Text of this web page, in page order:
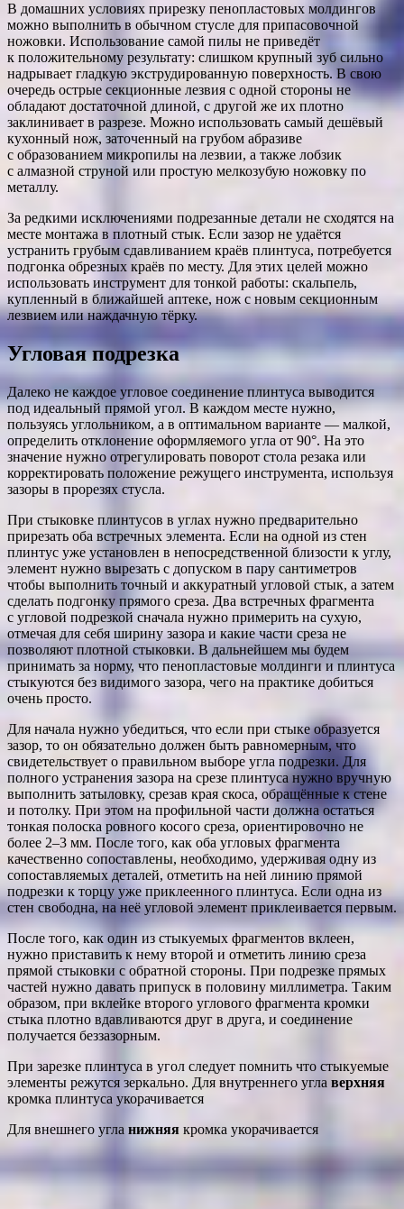
В домашних условиях прирезку пенопластовых молдингов
можно выполнить в обычном стусле для припасовочной
ножовки. Использование самой пилы не приведёт
к положительному результату: слишком крупный зуб сильно
надрывает гладкую экструдированную поверхность. В свою
очередь острые секционные лезвия с одной стороны не
обладают достаточной длиной, с другой же их плотно
заклинивает в разрезе. Можно использовать самый дешёвый
кухонный нож, заточенный на грубом абразиве
с образованием микропилы на лезвии, а также лобзик
с алмазной струной или простую мелкозубую ножовку по
металлу.
За редкими исключениями подрезанные детали не сходятся на
месте монтажа в плотный стык. Если зазор не удаётся
устранить грубым сдавливанием краёв плинтуса, потребуется
подгонка обрезных краёв по месту. Для этих целей можно
использовать инструмент для тонкой работы: скальпель,
купленный в ближайшей аптеке, нож с новым секционным
лезвием или наждачную тёрку.
Угловая подрезка
Далеко не каждое угловое соединение плинтуса выводится
под идеальный прямой угол. В каждом месте нужно,
пользуясь углольником, а в оптимальном варианте — малкой,
определить отклонение оформляемого угла от 90°. На это
значение нужно отрегулировать поворот стола резака или
корректировать положение режущего инструмента, используя
зазоры в прорезях стусла.
При стыковке плинтусов в углах нужно предварительно
прирезать оба встречных элемента. Если на одной из стен
плинтус уже установлен в непосредственной близости к углу,
элемент нужно вырезать с допуском в пару сантиметров
чтобы выполнить точный и аккуратный угловой стык, а затем
сделать подгонку прямого среза. Два встречных фрагмента
с угловой подрезкой сначала нужно примерить на сухую,
отмечая для себя ширину зазора и какие части среза не
позволяют плотной стыковки. В дальнейшем мы будем
принимать за норму, что пенопластовые молдинги и плинтуса
стыкуются без видимого зазора, чего на практике добиться
очень просто.
Для начала нужно убедиться, что если при стыке образуется
зазор, то он обязательно должен быть равномерным, что
свидетельствует о правильном выборе угла подрезки. Для
полного устранения зазора на срезе плинтуса нужно вручную
выполнить затыловку, срезав края скоса, обращённые к стене
и потолку. При этом на профильной части должна остаться
тонкая полоска ровного косого среза, ориентировочно не
более 2–3 мм. После того, как оба угловых фрагмента
качественно сопоставлены, необходимо, удерживая одну из
сопоставляемых деталей, отметить на ней линию прямой
подрезки к торцу уже приклеенного плинтуса. Если одна из
стен свободна, на неё угловой элемент приклеивается первым.
После того, как один из стыкуемых фрагментов вклеен,
нужно приставить к нему второй и отметить линию среза
прямой стыковки с обратной стороны. При подрезке прямых
частей нужно давать припуск в половину миллиметра. Таким
образом, при вклейке второго углового фрагмента кромки
стыка плотно вдавливаются друг в друга, и соединение
получается беззазорным.
При зарезке плинтуса в угол следует помнить что стыкуемые
элементы режутся зеркально. Для внутреннего угла верхняя
кромка плинтуса укорачивается
Для внешнего угла нижняя кромка укорачивается